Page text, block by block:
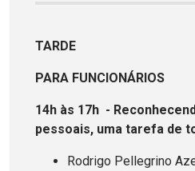
TARDE
PARA FUNCIONÁRIOS
14h às 17h -
pessoais, uma tarefa de
Rodrigo Pellegrino